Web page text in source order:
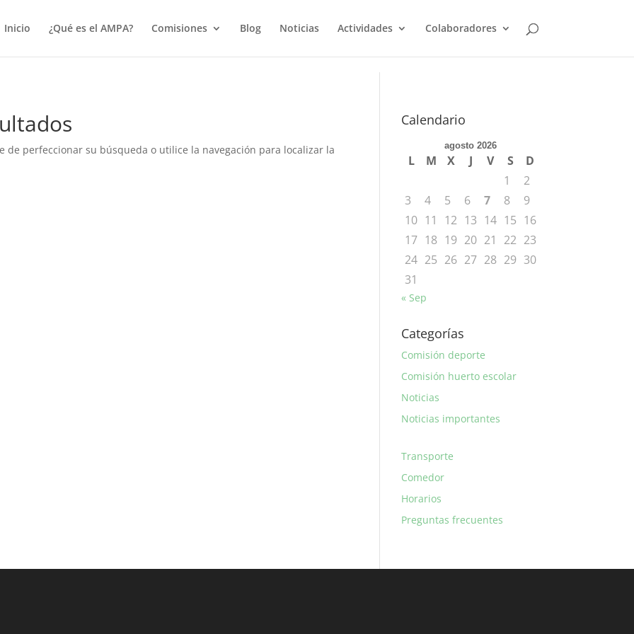
Inicio
¿Qué es el AMPA? Comisiones Blog Noticias Actividades Colaboradores
de perfeccionar su búsqueda o utilice la navegación para localizar la
Calendario
agosto 2026
L M X J V S
D
1
2
3
4 5 6 7 8
9
10 11 12 13 14 15 16
17 18 19 20 21 22 23
24 25 26 27 28 29 30
31
« Sep
Categorías
Comisión deporte
Comisión huerto escolar
Noticias
Noticias importantes
Transporte
Comedor
Horarios
Preguntas frecuentes